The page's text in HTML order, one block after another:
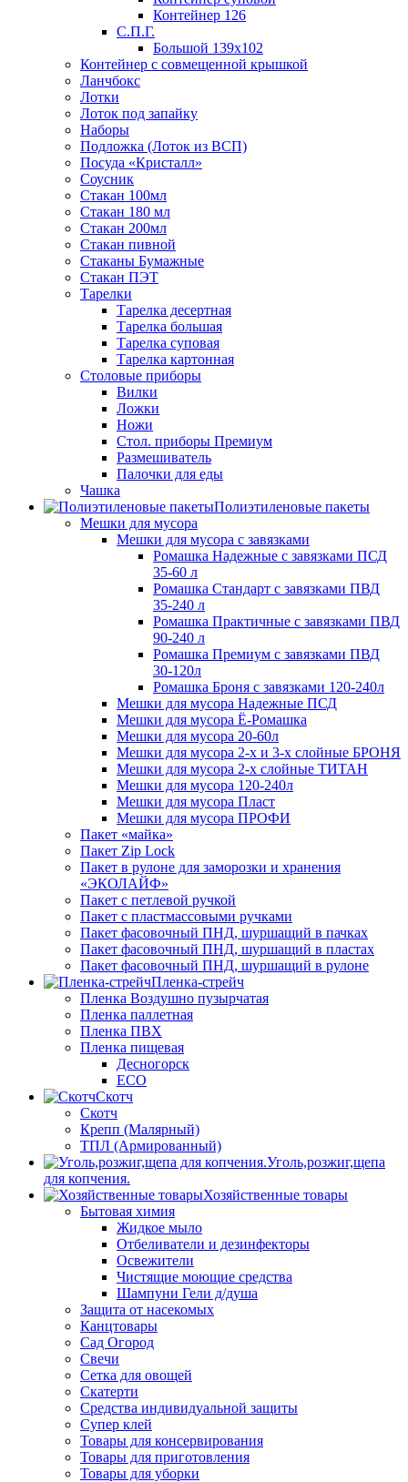
Контейнер 126
С.П.Г.
Большой 139х102
Контейнер с совмещенной крышкой
Ланчбокс
Лотки
Лоток под запайку
Наборы
Подложка (Лоток из ВСП)
Посуда «Кристалл»
Соусник
Стакан 100мл
Стакан 180 мл
Стакан 200мл
Стакан пивной
Стаканы Бумажные
Стакан ПЭТ
Тарелки
Тарелка десертная
Тарелка большая
Тарелка суповая
Тарелка картонная
Столовые приборы
Вилки
Ложки
Ножи
Стол. приборы Премиум
Размешиватель
Палочки для еды
Чашка
Полиэтиленовые пакеты
Мешки для мусора
Мешки для мусора с завязками
Ромашка Надежные с завязками ПСД
35-60 л
Ромашка Стандарт с завязками ПВД
35-240 л
Ромашка Практичные с завязками ПВД
90-240 л
Ромашка Премиум с завязками ПВД
30-120л
Ромашка Броня с завязками 120-240л
Мешки для мусора Надежные ПСД
Мешки для мусора Ё-Ромашка
Мешки для мусора 20-60л
Мешки для мусора 2-х и 3-х слойные БРОНЯ
Мешки для мусора 2-х слойные ТИТАН
Мешки для мусора 120-240л
Мешки для мусора Пласт
Мешки для мусора ПРОФИ
Пакет «майка»
Пакет Zip Lock
Пакет в рулоне для заморозки и хранения
«ЭКОЛАЙФ»
Пакет с петлевой ручкой
Пакет с пластмассовыми ручками
Пакет фасовочный ПНД, шуршащий в пачках
Пакет фасовочный ПНД, шуршащий в пластах
Пакет фасовочный ПНД, шуршащий в рулоне
Пленка-стрейч
Пленка Воздушно пузырчатая
Пленка паллетная
Пленка ПВХ
Пленка пищевая
Десногорск
ECO
Скотч
Скотч
Крепп (Малярный)
ТПЛ (Армированный)
Уголь,розжиг,щепа
для копчения.
Хозяйственные товары
Бытовая химия
Жидкое мыло
Отбеливатели и дезинфекторы
Освежители
Чистящие моющие средства
Шампуни Гели д/душа
Защита от насекомых
Канцтовары
Сад Огород
Свечи
Сетка для овощей
Скатерти
Средства индивидуальной защиты
Супер клей
Товары для консервирования
Товары для приготовления
Товары для уборки